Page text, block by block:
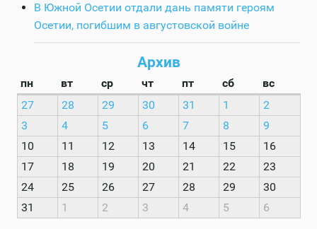
В Южной Осетии отдали дань памяти героям
Осетии, погибшим в августовской войне
Архив
пн вт ср чт пт сб
вс
27
28 29 30 31 1
2
3
4 5 6 7 8
9
10
11 12 13 14 15
16
17
18 19 20 21 22
23
24
25 26 27 28 29
30
31
1 2 3 4 5 6